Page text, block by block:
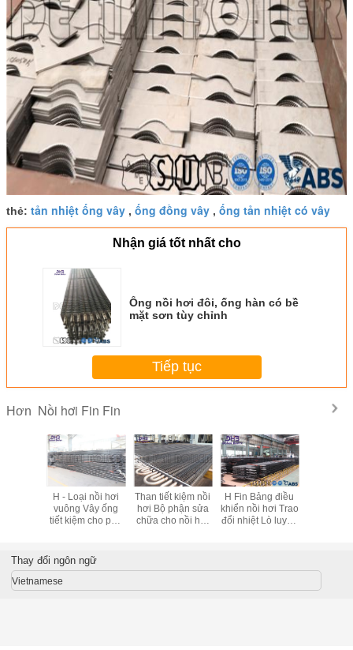
thẻ: tản nhiệt ống vây , ống đồng vây , ống tản nhiệt có vây
Nhận giá tốt nhất cho
Ống nồi hơi đôi, ống hàn có bề
mặt sơn tùy chỉnh
Tiếp tục
Hơn Nồi hơi Fin Fin
H - Loại nồi hơi
vuông Vây ống
tiết kiệm cho phụ
Than tiết kiệm nồi
hơi Bộ phận sửa
chữa cho nồi hơi
H Fin Bảng điều
khiển nồi hơi Trao
đổi nhiệt Lò luyện
Thay đổi ngôn ngữ
Vietnamese